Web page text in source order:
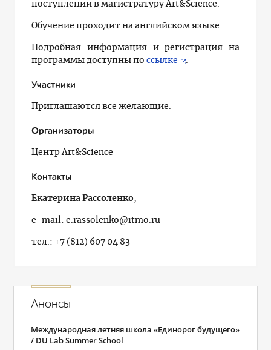
поступлении в магистратуру Art&Science.
Обучение проходит на английском языке.
Подробная информация и регистрация на
программы доступны поссылке .
Участники
Приглашаются все желающие.
Организаторы
Центр Art&Science
Контакты
Екатерина Рассоленко,
e-mail: e.rassolenko@itmo.ru
тел.: +7 (812) 607 04 83
Анонсы
Международная летняя школа «Единорог будущего»
/ DU Lab Summer School